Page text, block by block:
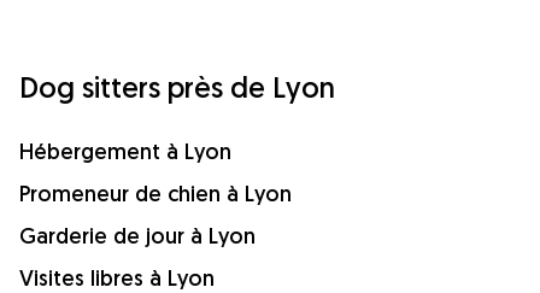
Dog sitters près de Lyon
Hébergement à Lyon
Promeneur de chien à Lyon
Garderie de jour à Lyon
Visites libres à Lyon